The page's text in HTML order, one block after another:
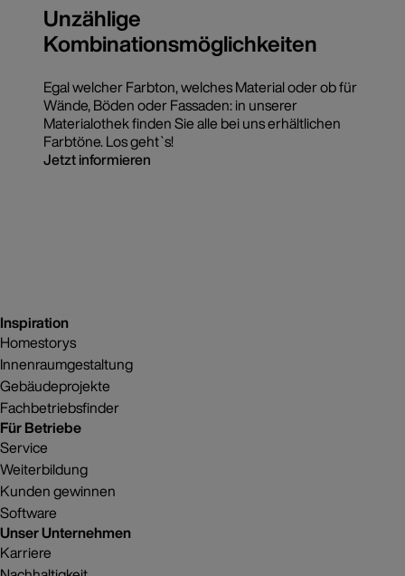
Unzählige
Kombinationsmöglichkeiten
Egal welcher Farbton, welches Material oder ob für
Wände, Böden oder Fassaden: in unserer
Materialothek finden Sie alle bei uns erhältlichen
Farbtöne. Los geht`s!
Jetzt informieren
Inspiration
Homestorys
Innenraumgestaltung
Gebäudeprojekte
Fachbetriebsfinder
Für Betriebe
Service
Weiterbildung
Kunden gewinnen
Software
Unser Unternehmen
Karriere